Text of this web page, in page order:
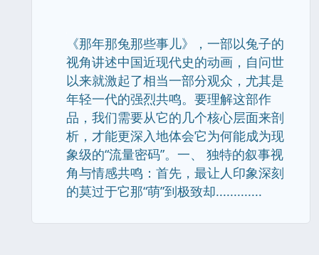
《那年那兔那些事儿》，一部以兔子的
视角讲述中国近现代史的动画，自问世
以来就激起了相当一部分观众，尤其是
年轻一代的强烈共鸣。要理解这部作
品，我们需要从它的几个核心层面来剖
析，才能更深入地体会它为何能成为现
象级的“流量密码”。一、 独特的叙事视
角与情感共鸣：首先，最让人印象深刻
的莫过于它那“萌”到极致却.............